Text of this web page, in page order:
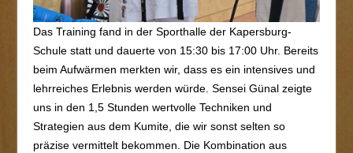
Das Training fand in der Sporthalle der Kapersburg-
Schule statt und dauerte von 15:30 bis 17:00 Uhr. Bereits
beim Aufwärmen merkten wir, dass es ein intensives und
lehrreiches Erlebnis werden würde. Sensei Günal zeigte
uns in den 1,5 Stunden wertvolle Techniken und
Strategien aus dem Kumite, die wir sonst selten so
präzise vermittelt bekommen. Die Kombination aus